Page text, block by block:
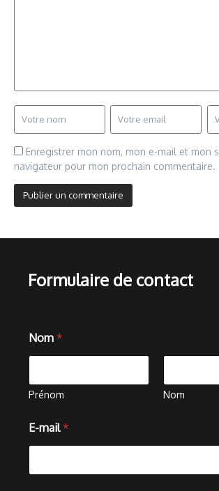
Enregistrer mon nom, mon e-mail et mon
navigateur pour mon prochain commentaire.
Formulaire de contact
Nom *
Prénom Nom
E
-
a
E-mail *